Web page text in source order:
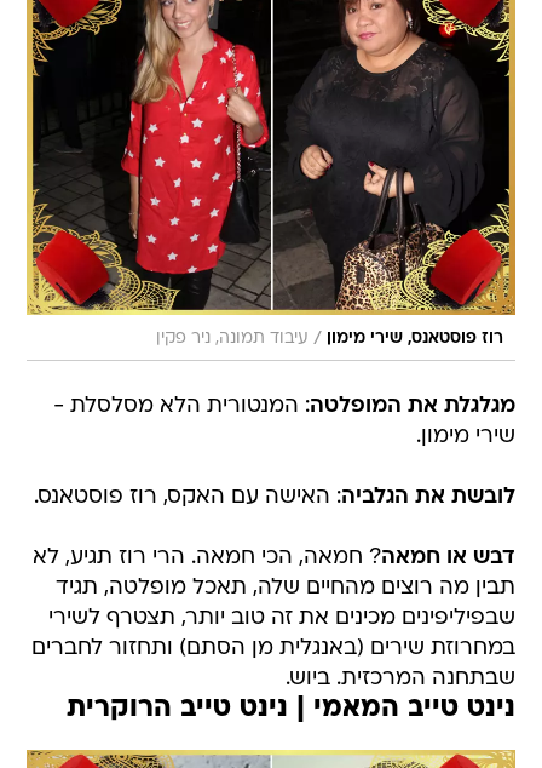
רוז פוסטאנס, שירי מימון / עיבוד תמונה, ניר פקין
מגלגלת את המופלטה: המנטורית הלא מסלסלת -
שירי מימון.
לובשת את הגלביה: האישה עם האקס, רוז פוסטאנס.
דבש או חמאה? חמאה, הכי חמאה. הרי רוז תגיע, לא
תבין מה רוצים מהחיים שלה, תאכל מופלטה, תגיד
שבפיליפינים מכינים את זה טוב יותר, תצטרף לשירי
במחרוזת שירים (באנגלית מן הסתם) ותחזור לחברים
שבתחנה המרכזית. ביוש.
נינט טייב המאמי | נינט טייב הרוקרית